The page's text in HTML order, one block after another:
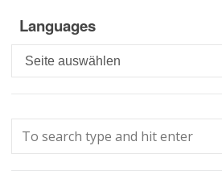
Languages
Languages